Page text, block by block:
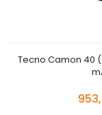
Tecno Camon 40